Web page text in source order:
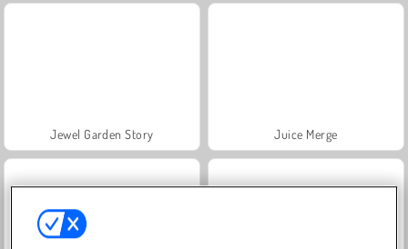
Jewel Garden Story Juice Merge